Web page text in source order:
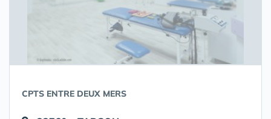
CPTS ENTRE DEUX MERS